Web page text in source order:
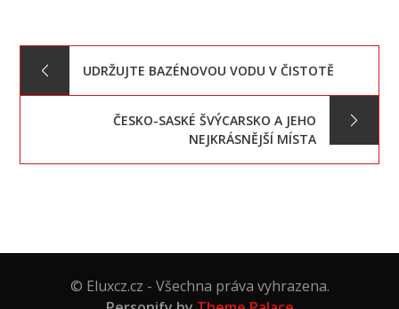
Navigace
příspěvek
UDRŽUJTE BAZÉNOVOU VODU V ČISTOTĚ
ČESKO-SASKÉ ŠVÝCARSKO A JEHO
NEJKRÁSNĚJŠÍ MÍSTA
© Eluxcz.cz - Všechna práva vyhrazena.